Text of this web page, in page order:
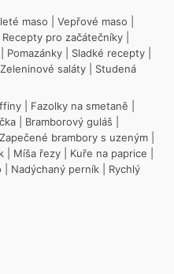
maso Vepřové maso
Recepty pro začátečníky
Pomazánky Sladké recepty
Zeleninové saláty
Studená
Fazolky na smetaně
Bramborový guláš
Zapečené brambory s uzeným
Míša řezy Kuře na paprice
Nadýchaný perník
Rychlý